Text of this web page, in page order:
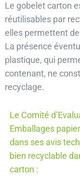
Le gobelet carton
réutilisables par
elles permettent
La présence
plastique, qui
contenant, ne
recyclage.
Le Comité
Emballages
dans ses avis
bien recyclable
carton :